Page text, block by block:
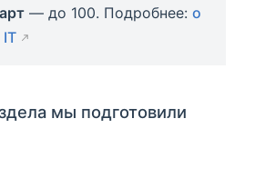
— до 100. Подробнее: о
мы подготовили